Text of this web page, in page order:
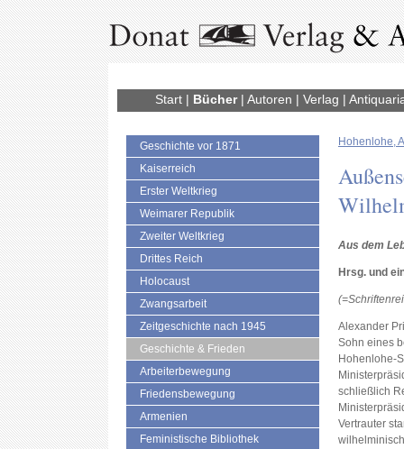
Start| Bücher| Autoren | Verlag |
Geschichte vor 1871
Kaiserreich
Erster Weltkrieg
Weimarer Republik
Zweiter Weltkrieg
Drittes Reich
Holocaust
Zwangsarbeit
Zeitgeschichte nach 1945
Geschichte & Frieden
Arbeiterbewegung
Friedensbewegung
Armenien
Feministische Bibliothek
Hohenlohe,
Aus dem
Hrsg. und
Alexander
Sohn eines
Hohenlohe-
schließlich
Vertrauter